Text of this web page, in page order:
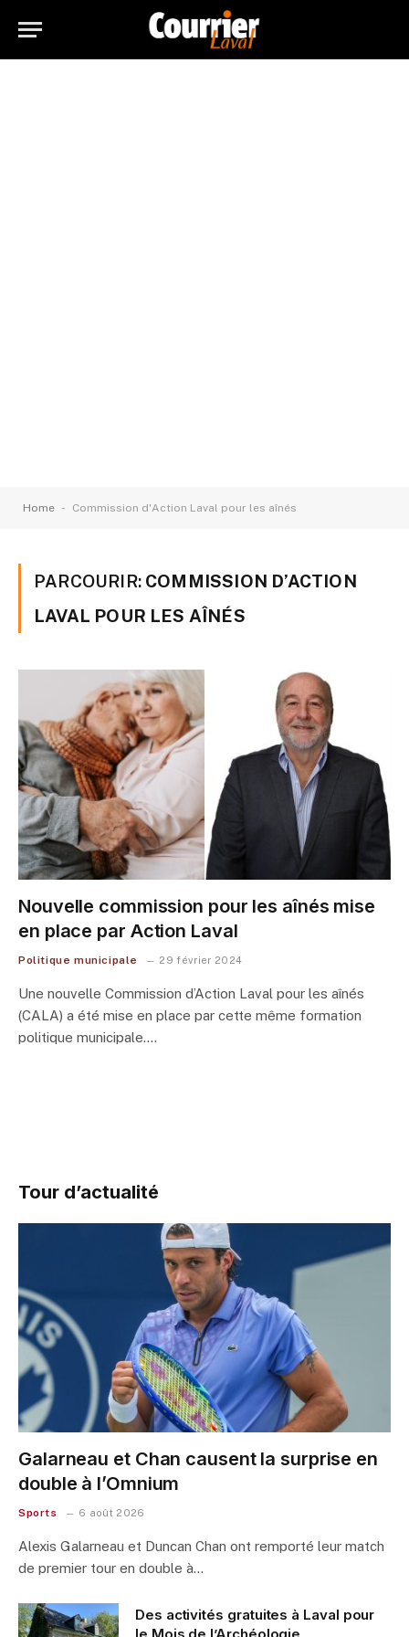
Home - Commission d'Action Laval pour les aînés
PARCOURIR: COMMISSION D’ACTION
LAVAL POUR LES AÎNÉS
Nouvelle commission pour les aînés mise
en place par Action Laval
Politique municipale 29 février 2024
Une nouvelle Commission d’Action Laval pour les aînés
(CALA) a été mise en place par cette même formation
politique municipale.…
Tour d’actualité
Galarneau et Chan causent la surprise en
double à l’Omnium
Sports 6 août 2026
Alexis Galarneau et Duncan Chan ont remporté leur match
de premier tour en double à…
Des activités gratuites à Laval pour